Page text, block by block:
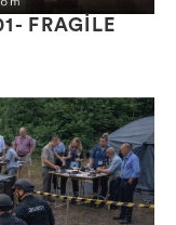
FRAGILE